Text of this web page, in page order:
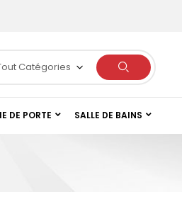
Catégories
DE PORTE SALLE DE BAINS